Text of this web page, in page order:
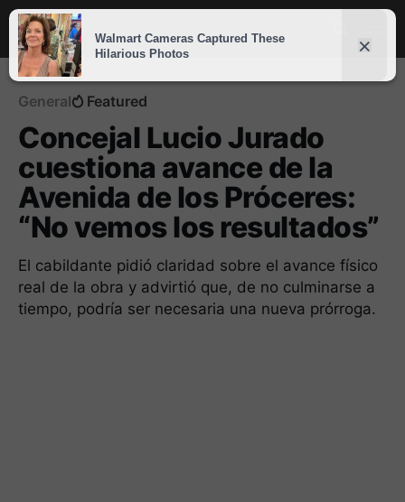
General Featured
Concejal Lucio Jurado
cuestiona avance de la
Avenida de los Próceres:
“No vemos los resultados”
El cabildante pidió claridad sobre el avance físico
real de la obra y advirtió que, de no culminarse a
tiempo, podría ser necesaria una nueva prórroga.